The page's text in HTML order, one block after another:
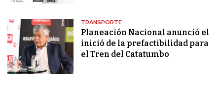
TRANSPORTE
Planeación Nacional anunció el
inició de la prefactibilidad para
el Tren del Catatumbo